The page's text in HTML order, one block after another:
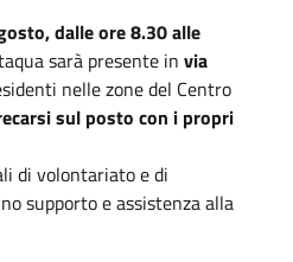
dalle ore 8.30 alle
sarà presente in via
nelle zone del Centro
sul posto con i propri
di volontariato e di
supporto e assistenza alla